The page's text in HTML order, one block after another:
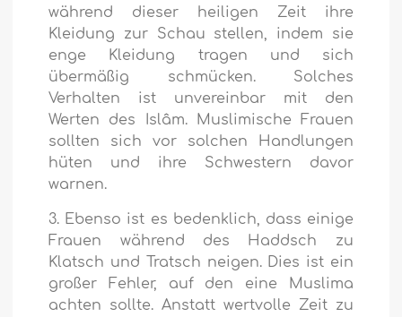
während dieser heiligen Zeit ihre
Kleidung zur Schau stellen, indem sie
enge Kleidung tragen und sich
übermäßig schmücken. Solches
Verhalten ist unvereinbar mit den
Werten des Islâm. Muslimische Frauen
sollten sich vor solchen Handlungen
hüten und ihre Schwestern davor
warnen.
3. Ebenso ist es bedenklich, dass einige
Frauen während des Haddsch zu
Klatsch und Tratsch neigen. Dies ist ein
großer Fehler, auf den eine Muslima
achten sollte. Anstatt wertvolle Zeit zu